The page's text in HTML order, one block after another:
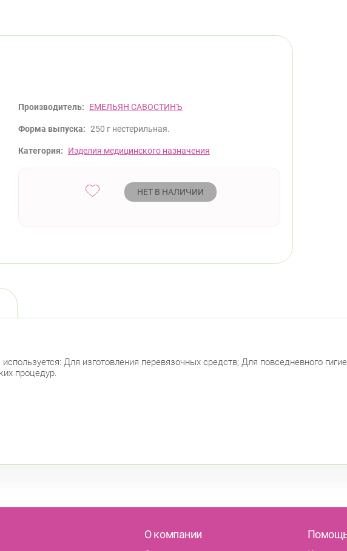
Производитель: ЕМЕЛЬЯН САВОСТИНЪ
Форма выпуска: 250 г нестерильная.
Категория: Изделия медицинского назначения
НЕТ В НАЛИЧИИ
Для изготовления перевязочных средств; Для повседневного
процедур.
О компании